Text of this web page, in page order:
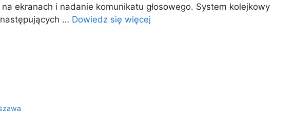
ekranach i nadanie komunikatu głosowego. System kolejkowy
… Dowiedz się więcej